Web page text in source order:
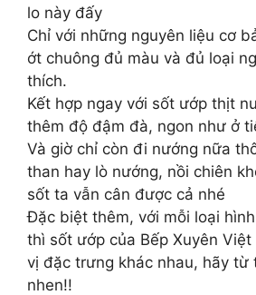
lo này đấy
Chỉ với những nguyên liệu cơ
ớt chuông đủ màu và đủ loại
thích.
Kết hợp ngay với sốt ướp thịt
thêm độ đậm đà, ngon như ở
Và giờ chỉ còn đi nướng nữa
than hay lò nướng, nồi chiên
sốt ta vẫn cân được cả nhé
Đặc biệt thêm, với mỗi loại
thì sốt ướp của Bếp Xuyên
vị đặc trưng khác nhau, hãy từ
nhen!!